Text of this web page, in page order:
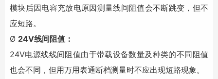
模块后因电容充放电原因测量线间阻值会不断跳变，但不
应短路。
Ø 24V线间阻值：
24V电源线线间阻值由于带载设备数量及种类的不同阻值
也会不同，但用万用表通断档测量时不应出现短路现象。